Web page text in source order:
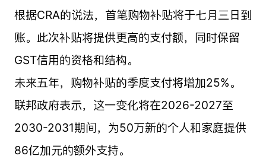
根据CRA的说法，首笔购物补贴将于七月三日到
账。此次补贴将提供更高的支付额，同时保留
GST信用的资格和结构。
未来五年，购物补贴的季度支付将增加25%。
联邦政府表示，这一变化将在2026-2027至
2030-2031期间，为50万新的个人和家庭提供
86亿加元的额外支持。